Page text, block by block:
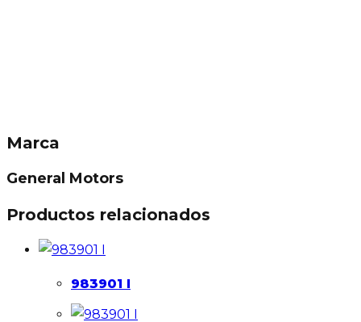
Marca
General Motors
Productos relacionados
983901 I